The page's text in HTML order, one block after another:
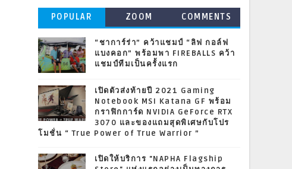
POPULAR
POSTS
ZOOM COMMENTS
“ชาการ์ร่า” คว้าแชมป์ “ลิฟ กอล์ฟ
แบงคอก” พร้อมพา FIREBALLS คว้า
แชมป์ทีมเป็นครั้งแรก
เปิดตัวส่งท้ายปี 2021 Gaming
Notebook MSI Katana GF พร้อม
กราฟิกการ์ด NVIDIA GeForce RTX
3070 และของแถมสุดพิเศษกับโปร
โมชั่น “ True Power of True Warrior ”
เปิดให้บริการ "NAPHA Flagship